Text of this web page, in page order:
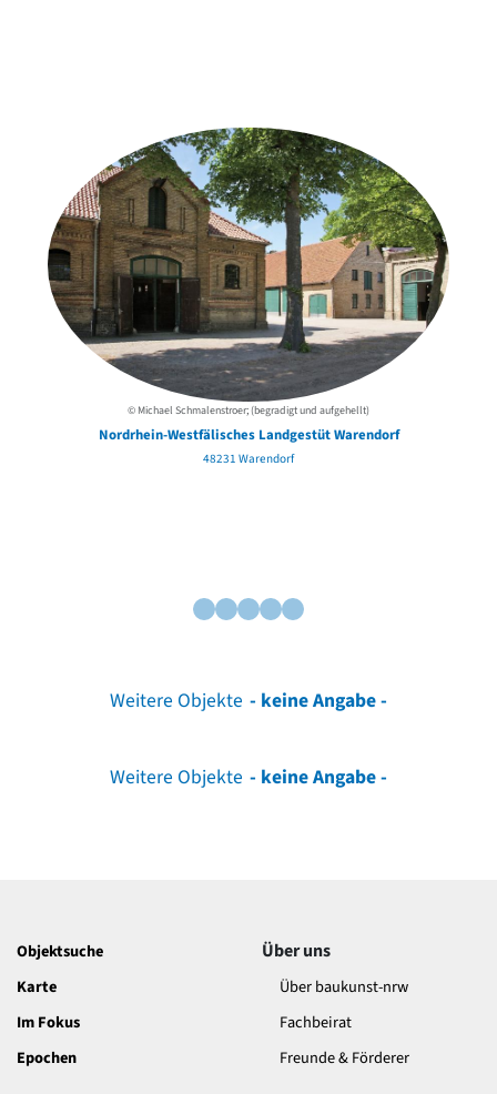
© Michael Schmalenstroer; (begradigt und aufgehellt)
Nordrhein-Westfälisches Landgestüt Warendorf
48231 Warendorf
Weitere Objekte - keine Angabe -
Weitere Objekte - keine Angabe -
Objektsuche
Karte
Im Fokus
Epochen
Über uns
Über baukunst-nrw
Fachbeirat
Freunde & Förderer